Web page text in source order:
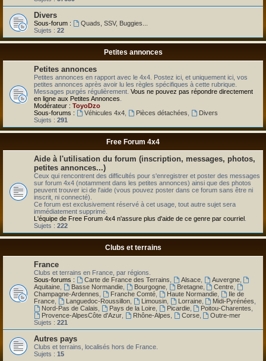
Divers
Sous-forum :
Quads, SSV, Buggies...
Sujets : 22
Petites annonces
Petites annonces
Petites annonces en rapport avec le 4x4. Postez ici, et uniquement ici, vos
petites annonces après avoir lu les règles spécifiques à cette rubrique.
Messages purgés régulièrement. Vous ne pouvez pas répondre directement
en ligne aux Petites Annonces
Modérateur : ToyoDzo
Sous-forums :
Véhicules 4x4, Pièces détachées
Divers
Sujets : 291
Free Forum 4x4
Aide à l'utilisation du forum (inscription, messages, photos,
petites annonces...)
Ceux qui rencontrent des difficultés pour s'enregistrer et poster des messages
sur forum 4x4 (notamment dans les petites annonces) ainsi que des photos
peuvent trouver ici de l'aide (vous pouvez poster dans ce forum sans être ni
inscrit, ni connecté).
Ce forum est exclusivement réservé à cet usage, tout autre sujet sera
immédiatement supprimé.
L'équipe de Free Forum 4x4 n'assure plus d'aide de ce genre par courriel
Sujets : 222
Clubs et terrains
France
Clubs et terrains en France, par régions.
Sous-forums :
Carte de France des Terrains Alsace, Auvergne,
Aquitaine
Basse Normandie, Bourgogne, Bretagne, Centre
Champagne-Ardennes
Franche Comté, Haute Normandie,
Ile de
France
Languedoc-Roussillon, Limousin, Lorraine, Midi-Pyrénées
Nord-Pas de Calais
Pays de la Loire, Picardie, Poitou-Charentes
Provence-AlpesCôte d'Azur, Rhône-Alpes Corse,
Outre-mer
Sujets : 221
Autres pays
Clubs et terrains, localisés hors de France.
Sujets : 15